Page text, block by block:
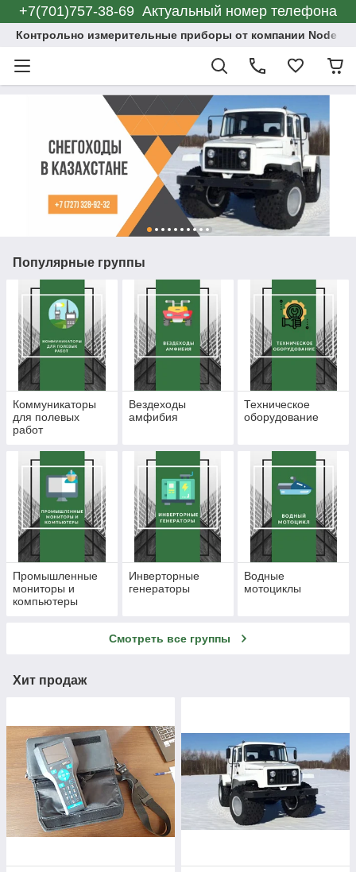
+7(701)757-38-69 Актуальный номер телефона
Контрольно измерительные приборы от компании Node
Популярные группы
Коммуникаторы
для полевых
работ
Вездеходы
амфибия
Техническое
оборудование
Промышленные
мониторы и
компьютеры
Инверторные
генераторы
Водные
мотоциклы
Смотреть все группы
Хит продаж